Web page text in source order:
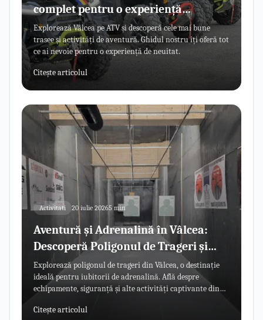
complet pentru o experiență
memorabilă
Explorează Vâlcea pe ATV și descoperă cele mai bune
trasee și activități de aventură. Ghidul nostru îți oferă tot
ce ai nevoie pentru o experiență de neuitat.
Citește articolul
Activitati 20 iulie 20265 min
Aventură și Adrenalină în Vâlcea:
Descoperă Poligonul de Trageri și
Activitățile Extreme
Explorează poligonul de trageri din Vâlcea, o destinație
ideală pentru iubitorii de adrenalină. Află despre
echipamente, siguranță și alte activități captivante din
Citește articolul